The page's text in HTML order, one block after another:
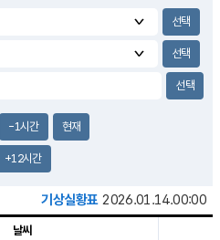
-1시간 현재
+12시간
기상실황표 2026.01.14.00:00
날씨